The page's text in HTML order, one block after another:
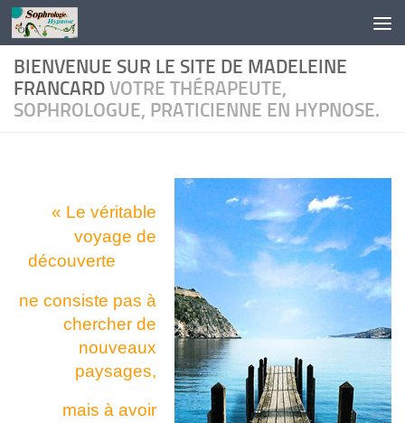
Skip to content
BIENVENUE SUR LE SITE DE MADELEINE
FRANCARD VOTRE THÉRAPEUTE,
SOPHROLOGUE, PRATICIENNE EN HYPNOSE.
« Le véritable
voyage de
découverte
ne consiste pas à
chercher de
nouveaux
paysages,
mais à avoir